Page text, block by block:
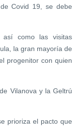
Covid 19, se debe
así como las visitas
la gran mayoría de
progenitor con quien
Vilanova y la Geltrú
prioriza el pacto que